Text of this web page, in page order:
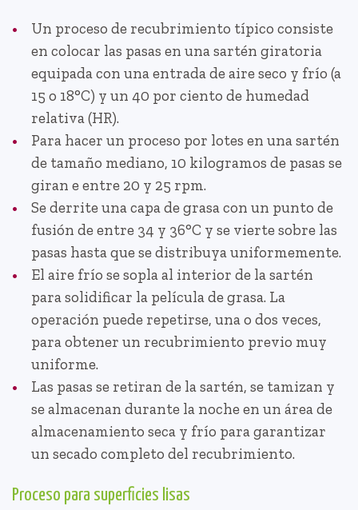
Un proceso de recubrimiento típico consiste
en colocar las pasas en una sartén giratoria
equipada con una entrada de aire seco y frío (a
15 o 18°C) y un 40 por ciento de humedad
relativa (HR).
Para hacer un proceso por lotes en una sartén
de tamaño mediano, 10 kilogramos de pasas se
giran e entre 20 y 25 rpm.
Se derrite una capa de grasa con un punto de
fusión de entre 34 y 36°C y se vierte sobre las
pasas hasta que se distribuya uniformemente.
El aire frío se sopla al interior de la sartén
para solidificar la película de grasa. La
operación puede repetirse, una o dos veces,
para obtener un recubrimiento previo muy
uniforme.
Las pasas se retiran de la sartén, se tamizan y
se almacenan durante la noche en un área de
almacenamiento seca y frío para garantizar
un secado completo del recubrimiento.
Proceso para superficies lisas